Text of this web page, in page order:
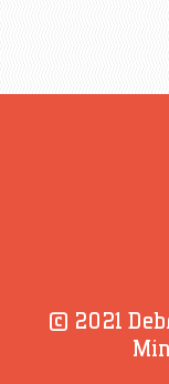
© 2021